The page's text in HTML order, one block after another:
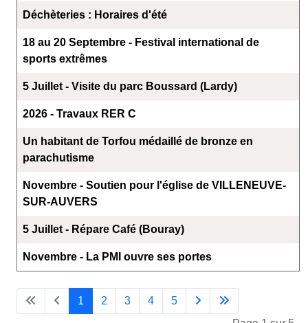
Déchèteries : Horaires d'été
18 au 20 Septembre - Festival international de
sports extrêmes
5 Juillet - Visite du parc Boussard (Lardy)
2026 - Travaux RER C
Un habitant de Torfou médaillé de bronze en
parachutisme
Novembre - Soutien pour l'église de VILLENEUVE-
SUR-AUVERS
5 Juillet - Répare Café (Bouray)
Novembre - La PMI ouvre ses portes
1 2 3 4 5